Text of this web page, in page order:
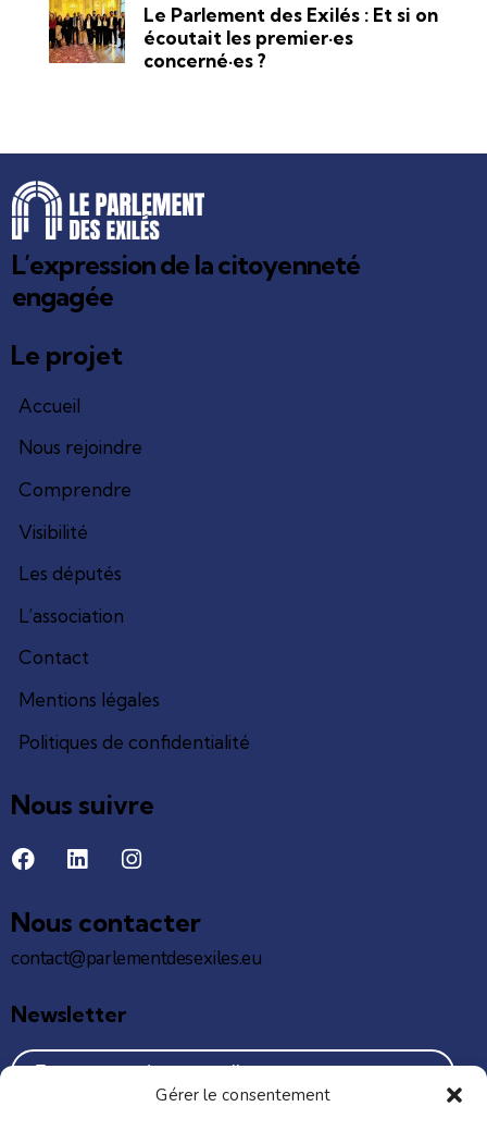
Gérer le consentement
Le Parlement des Exilés : Et si on
écoutait les premier·es
concerné·es ?
L’expression de la citoyenneté
engagée
Le projet
Accueil
Nous rejoindre
Comprendre
Visibilité
Les députés
L’association
Contact
Mentions légales
Politiques de confidentialité
Nous suivre
Nous contacter
contact@parlementdesexiles.eu
Newsletter